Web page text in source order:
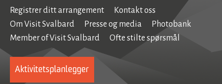
Registrer ditt arrangement
Kontakt oss
Om Visit Svalbard
Presse og media
Photobank
Member of Visit Svalbard
Ofte stilte spørsmål
Aktivitetsplanlegger